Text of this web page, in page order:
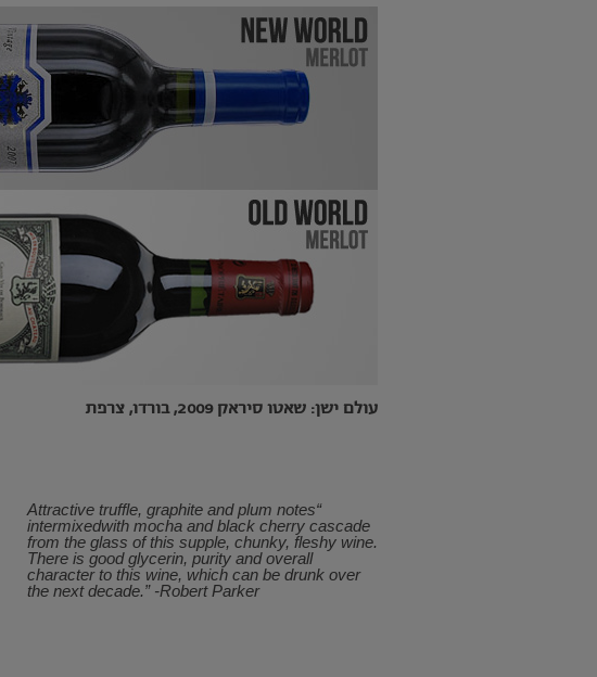
עולם ישן: שאטו סיראק 2009, בורדו, צרפת
“Attractive truffle, graphite and plum notes
intermixedwith mocha and black cherry cascade
from the glass of this supple, chunky, fleshy wine.
There is good glycerin, purity and overall
character to this wine, which can be drunk over
the next decade.” -Robert Parker